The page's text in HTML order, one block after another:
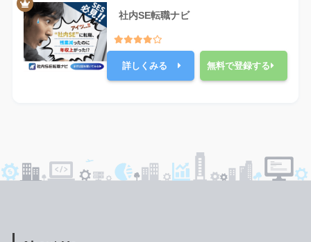
社内SE転職ナビ
詳しくみる 無料で登録する